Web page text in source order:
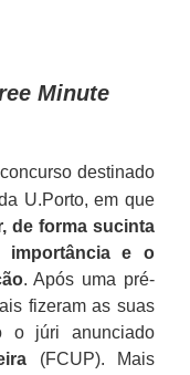
Minute
destinado
U.Porto, em que
de forma sucinta
importância e o
. Após uma pré-
fizeram as suas
o júri anunciado
(FCUP). Mais